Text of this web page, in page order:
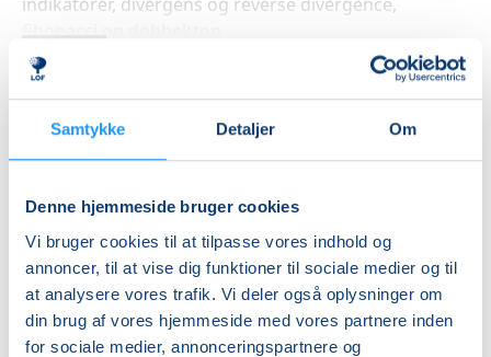
Samtykke Detaljer Om
Denne hjemmeside bruger cookies
Vi bruger cookies til at tilpasse vores indhold og
annoncer, til at vise dig funktioner til sociale medier og til
at analysere vores trafik. Vi deler også oplysninger om
din brug af vores hjemmeside med vores partnere inden
for sociale medier, annonceringspartnere og
Indlæser frie pladser...
Priser
Almen